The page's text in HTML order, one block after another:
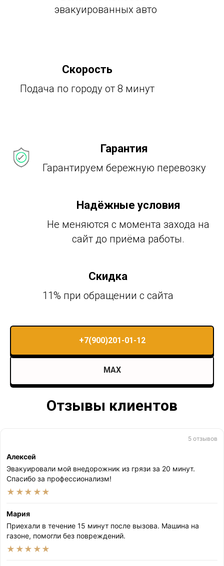
эвакуированных авто
Скорость
Подача по городу от 8 минут
Гарантия
Гарантируем бережную перевозку
Надёжные условия
Не меняются с момента захода на
сайт до приёма работы.
Скидка
11% при обращении с сайта
+7(900)201-01-12
MAX
Отзывы клиентов
5 отзывов
Алексей
Эвакуировали мой внедорожник из грязи за 20 минут.
Спасибо за профессионализм!
★★★★★
Мария
Приехали в течение 15 минут после вызова. Машина на
газоне, помогли без повреждений.
★★★★★